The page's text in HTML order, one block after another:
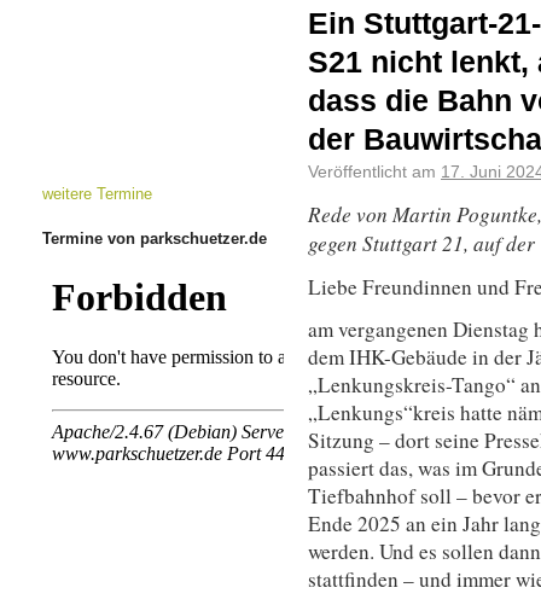
Ein Stuttgart-
S21 nicht lenkt,
dass die Bahn
der
Veröffentlicht am 17. Juni
Rede von Martin Poguntke,
gegen Stuttgart 21, auf
Liebe Freundinnen und
am vergangenen
dem IHK-Gebäude in der
„Lenkungskreis-Tango“
„Lenkungs“kreis hatte
Sitzung – dort seine
passiert das, was im
Tiefbahnhof soll – bevor
Ende 2025 an ein Jahr
werden. Und es sollen
stattfinden – und immer
weitere Termine
Termine von parkschuetzer.de